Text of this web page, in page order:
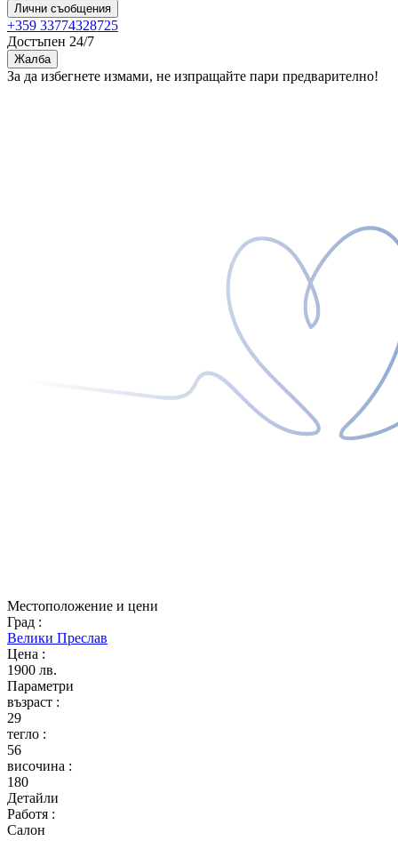
Лични съобщения
+359 33774328725
Достъпен 24/7
Жалба
За да избегнете измами, не изпращайте пари предварително!
Местоположение и цени
Град :
Велики Преслав
Цена :
1900 лв.
Параметри
възраст :
29
тегло :
56
височина :
180
Детайли
Работя :
Салон